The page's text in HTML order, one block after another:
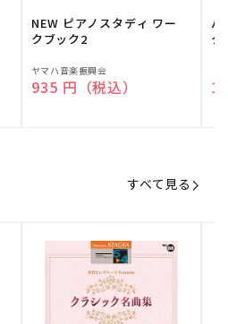
NEW ピアノスタディ ワー
クブック2
販
売
ヤマハ音楽振興会
通常価格
935 円（税込）
バ
ク
売
すべて見る